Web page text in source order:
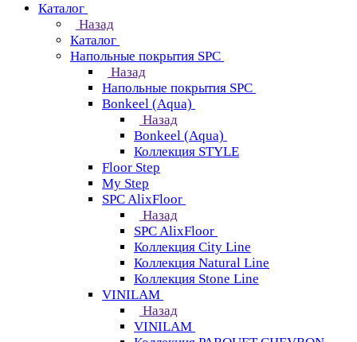
Каталог
Назад
Каталог
Напольные покрытия SPC
Назад
Напольные покрытия SPC
Bonkeel (Aqua)
Назад
Bonkeel (Aqua)
Коллекция STYLE
Floor Step
My Step
SPC AlixFloor
Назад
SPC AlixFloor
Коллекция City Line
Коллекция Natural Line
Коллекция Stone Line
VINILAM
Назад
VINILAM